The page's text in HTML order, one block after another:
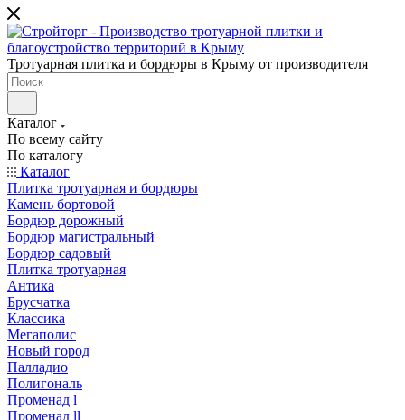
Тротуарная плитка и бордюры в Крыму от производителя
Каталог
По всему сайту
По каталогу
Каталог
Плитка тротуарная и бордюры
Камень бортовой
Бордюр дорожный
Бордюр магистральный
Бордюр садовый
Плитка тротуарная
Антика
Брусчатка
Классика
Мегаполис
Новый город
Палладио
Полигональ
Променад l
Променад ll